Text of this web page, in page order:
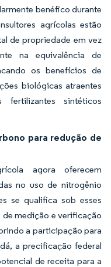
benéfico durante
agrícolas estão
de propriedade em vez
na equivalência de
os benefícios de
biológicas atraentes
sintéticos
para redução de
agora oferecem
no uso de nitrogênio
se qualifica sob esses
medição e verificação
a participação para
a precificação federal
de receita para a